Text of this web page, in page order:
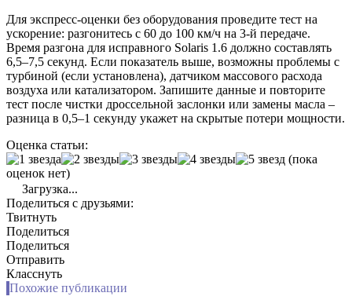
Для экспресс-оценки без оборудования проведите тест на
ускорение: разгонитесь с 60 до 100 км/ч на 3-й передаче.
Время разгона для исправного Solaris 1.6 должно составлять
6,5–7,5 секунд. Если показатель выше, возможны проблемы с
турбиной (если установлена), датчиком массового расхода
воздуха или катализатором. Запишите данные и повторите
тест после чистки дроссельной заслонки или замены масла –
разница в 0,5–1 секунду укажет на скрытые потери мощности.
Оценка статьи:
(пока
оценок нет)
Загрузка...
Поделиться с друзьями:
Твитнуть
Поделиться
Поделиться
Отправить
Класснуть
Похожие публикации